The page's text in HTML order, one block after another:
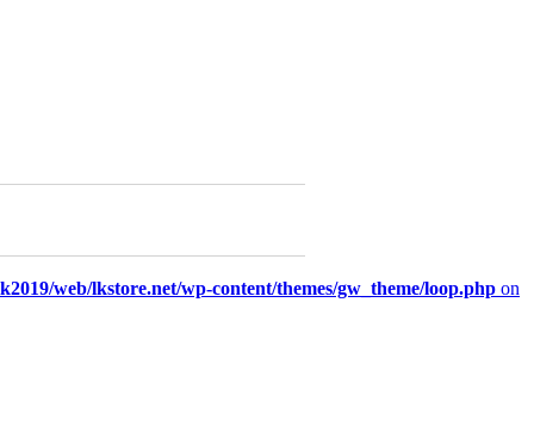
web/lkstore.net/wp-content/themes/gw_theme/loop.php on